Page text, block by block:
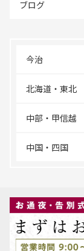
ブログ
今治
北海道・東北
中部・甲信越
中国・四国